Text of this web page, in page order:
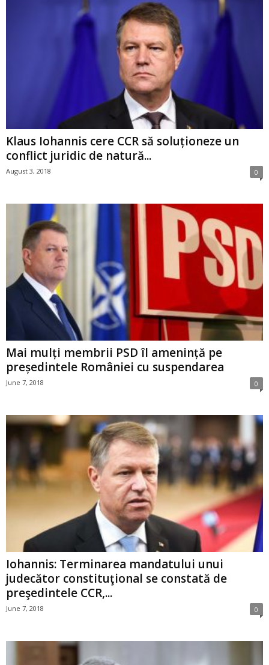
Klaus Iohannis cere CCR să soluționeze un
conflict juridic de natură...
August 3, 2018 0
Mai mulți membrii PSD îl amenință pe
președintele României cu suspendarea
June 7, 2018 0
Iohannis: Terminarea mandatului unui
judecător constituţional se constată de
preşedintele CCR,...
June 7, 2018 0